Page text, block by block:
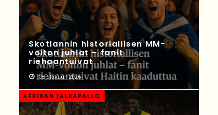
Skotlannin historiallisen MM-
voiton juhlat – fanit
riehaantuivat
08 elokuun 2026
AFRIKAN JALKAPALLO